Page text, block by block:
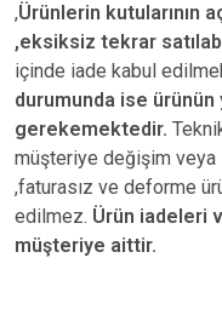
,Ürünlerin kutularının
,eksiksiz tekrar
içinde iade kabul
durumunda ise ürünün
gerekemektedir.
müşteriye değişim veya
,faturasız ve deforme
edilmez. Ürün iadeleri
müşteriye aittir.